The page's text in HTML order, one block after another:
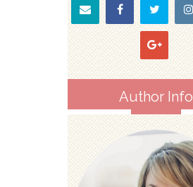
Author Info